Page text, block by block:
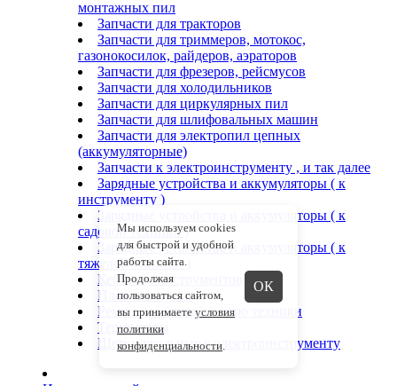
монтажных пил
Запчасти для тракторов
Запчасти для триммеров, мотокос,
газонокосилок, райдеров, аэраторов
Запчасти для фрезеров, рейсмусов
Запчасти для холодильников
Запчасти для циркулярных пил
Запчасти для шлифовальных машин
Запчасти для электропил цепных
(аккумуляторные)
Запчасти к электроинструменту , и так далее
Зарядные устройства и аккумуляторы ( к
инструменту )
Зарядные устройства и аккумуляторы ( к
садовой техники )
Зарядные устройства и аккумуляторы ( к
тяжелой техники )
Кейсы от инструментов
Плавные пуски
Ремни для бензо/электро техники
Термостаты
Щетки угольные к электроинструменту
Мы используем cookies
для быстрой и удобной
работы сайта.
Продолжая
пользоваться сайтом,
вы принимаете условия
политики
конфиденциальности.
ОК